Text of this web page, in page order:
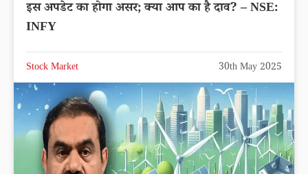
इस अपडेट का होगा असर; क्या आप का है दाव? – NSE:
INFY
Stock Market 30th May 2025